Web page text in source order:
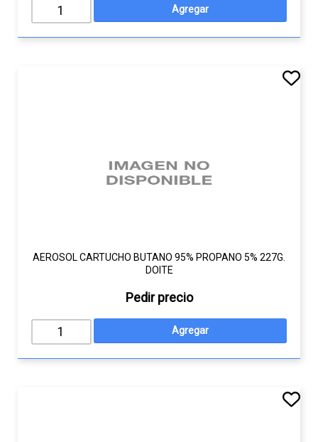
AEROSOL CARTUCHO BUTANO 95% PROPANO 5% 227G.
DOITE
Pedir precio